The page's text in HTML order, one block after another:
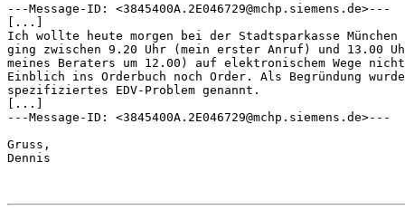
---Message-ID: <3845400A.2E046729@mchp.siemens.de>---
[...]
Ich wollte heute morgen bei der Stadtsparkasse München
ging zwischen 9.20 Uhr (mein erster Anruf) und 13.00
meines Beraters um 12.00) auf elektronischem Wege
Einblich ins Orderbuch noch Order. Als Begründung
spezifiziertes EDV-Problem genannt.
[...]
---Message-ID: <3845400A.2E046729@mchp.siemens.de>---
Gruss,
Dennis